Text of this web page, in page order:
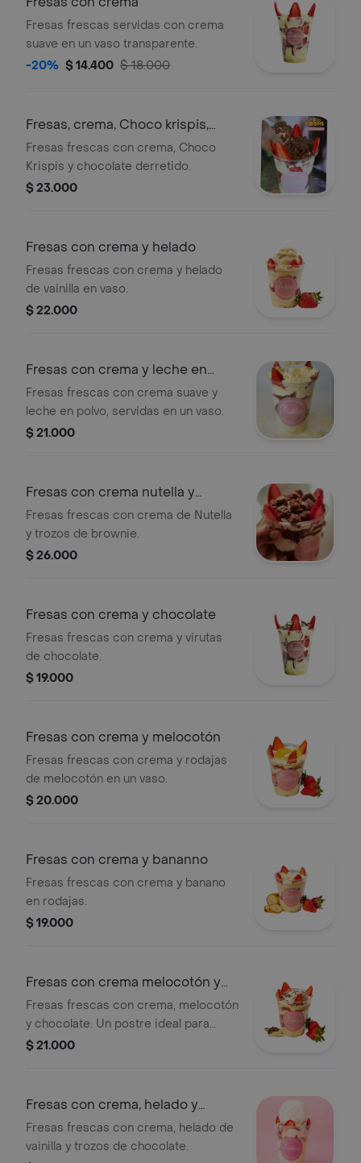
Fresas frescas servidas con crema
suave en un vaso transparente.
-20% $ 14.400 $ 18.000
Fresas, crema, Choco krispis,
chocolate
Fresas frescas con crema, Choco
Krispis y chocolate derretido.
$ 23.000
Fresas con crema y helado
Fresas frescas con crema y helado
de vainilla en vaso.
$ 22.000
Fresas con crema y leche en
polvo
Fresas frescas con crema suave y
leche en polvo, servidas en un vaso.
$ 21.000
Fresas con crema nutella y
brownie
Fresas frescas con crema de Nutella
y trozos de brownie.
$ 26.000
Fresas con crema y chocolate
Fresas frescas con crema y virutas
de chocolate.
$ 19.000
Fresas con crema y melocotón
Fresas frescas con crema y rodajas
de melocotón en un vaso.
$ 20.000
Fresas con crema y bananno
Fresas frescas con crema y banano
en rodajas.
$ 19.000
Fresas con crema melocotón y
chocolate
Fresas frescas con crema, melocotón
y chocolate. Un postre ideal para
disfrutar de frutas y chocolate.
$ 21.000
Fresas con crema, helado y
chocolate
Fresas frescas con crema, helado de
vainilla y trozos de chocolate.